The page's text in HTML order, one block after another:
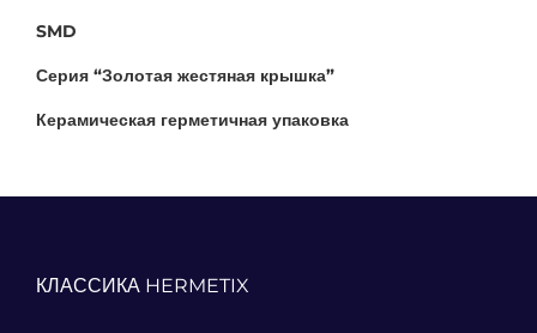
SMD
Серия “Золотая жестяная крышка”
Керамическая герметичная упаковка
КЛАССИКА HERMETIX